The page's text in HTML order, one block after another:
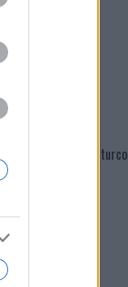
Martina Agostina Diturco
I nostri cari